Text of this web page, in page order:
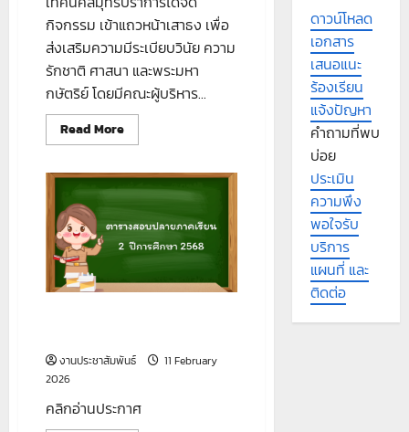
กิจกรรม เข้าแถวหน้าเสาธง เพื่อ
ส่งเสริมความมีระเบียบวินัย ความ
รักชาติ ศาสนา และพระมหา
กษัตริย์ โดยมีคณะผู้บริหาร...
Read MoreRead
more
กิจกรรม
หน้า
วัน
ที่
11
2569
งานประชาสัมพันธ์
11 February
2026
คลิกอ่านประกาศ
ดาวน์โหลด
เอกสาร
เสนอแนะ
ร้องเรียน
แจ้งปัญหา
คำถามที่พบ
บ่อย
ประเมิน
ความพึง
พอใจรับ
บริการ
แผนที่ และ
ติดต่อ